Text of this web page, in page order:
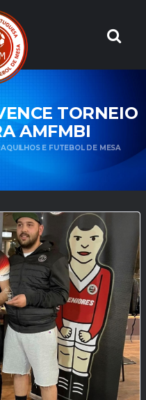
TORNEIO
AMFMBI
E FUTEBOL DE MESA